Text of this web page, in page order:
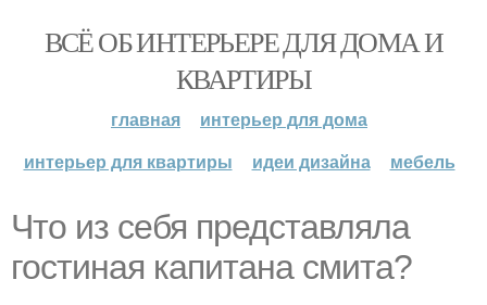
ВСЁ ОБ ИНТЕРЬЕРЕ ДЛЯ ДОМА И
КВАРТИРЫ
главная
интерьер для дома
интерьер для квартиры
идеи дизайна мебель
Что из себя представляла
гостиная капитана смита?